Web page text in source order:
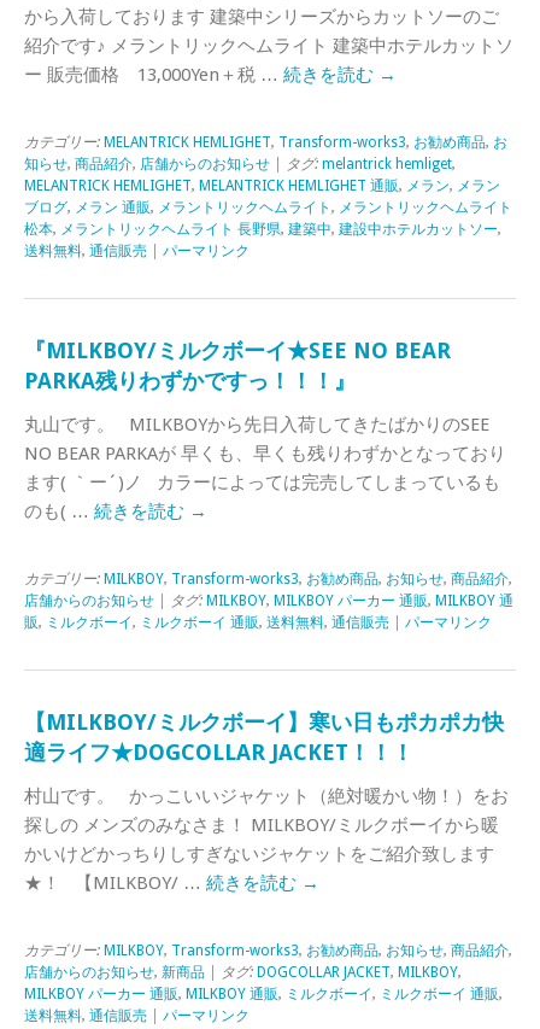
から入荷しております 建築中シリーズからカットソーのご
紹介です♪ メラントリックヘムライト 建築中ホテルカットソ
ー 販売価格 13,000Yen＋税 … 続きを読む →
カテゴリー: MELANTRICK HEMLIGHET, Transform-works3, お勧め商品, お
知らせ, 商品紹介, 店舗からのお知らせ | タグ: melantrick hemliget,
MELANTRICK HEMLIGHET, MELANTRICK HEMLIGHET 通販, メラン, メラン
ブログ, メラン 通販, メラントリックヘムライト , メラントリックヘムライト
松本, メラントリックヘムライト 長野県, 建築中, 建設中ホテルカットソー,
送料無料, 通信販売 パーマリンク
『MILKBOY/ミルクボーイ★SEE NO BEAR
PARKA残りわずかですっ！！！』
丸山です。 MILKBOYから先日入荷してきたばかりのSEE
NO BEAR PARKAが 早くも、早くも残りわずかとなっており
ます( ｀ー´)ノ カラーによっては完売してしまっているも
のも( … 続きを読む →
カテゴリー: MILKBOY, Transform-works3, お勧め商品, お知らせ, 商品紹介,
店舗からのお知らせ | タグ: MILKBOY, MILKBOY パーカー 通販, MILKBOY 通
販, ミルクボーイ, ミルクボーイ 通販, 送料無料, 通信販売 パーマリンク
【MILKBOY/ミルクボーイ】寒い日もポカポカ快
適ライフ★DOGCOLLAR JACKET！！！
村山です。 かっこいいジャケット（絶対暖かい物！）をお
探しの メンズのみなさま！ MILKBOY/ミルクボーイから暖
かいけどかっちりしすぎないジャケットをご紹介致します
★！ 【MILKBOY/ … 続きを読む →
カテゴリー: MILKBOY, Transform-works3, お勧め商品, お知らせ, 商品紹介,
店舗からのお知らせ, 新商品 | タグ: DOGCOLLAR JACKET, MILKBOY,
MILKBOY パーカー 通販, MILKBOY 通販, ミルクボーイ, ミルクボーイ 通販,
送料無料, 通信販売 パーマリンク